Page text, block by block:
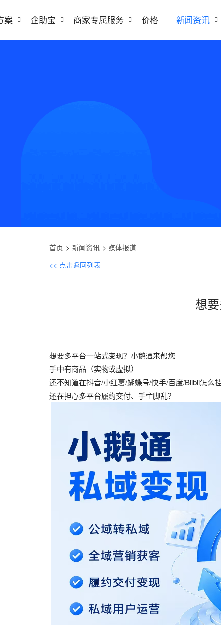
案 企助宝 商家专属服务 价格 新闻资讯
首页 新闻资讯
媒体报道
<< 点击返回列表
想
想要多平台一站式变现？小鹅通来帮您
手中有商品（实物或虚拟）
还不知道在抖音/小红薯/蝴蝶号/快手/百度/Blibli怎么
还在担心多平台履约交付、手忙脚乱？